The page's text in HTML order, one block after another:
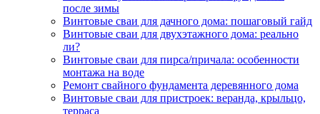
после зимы
Винтовые сваи для дачного дома: пошаговый гайд
Винтовые сваи для двухэтажного дома: реально
ли?
Винтовые сваи для пирса/причала: особенности
монтажа на воде
Ремонт свайного фундамента деревянного дома
Винтовые сваи для пристроек: веранда, крыльцо,
терраса